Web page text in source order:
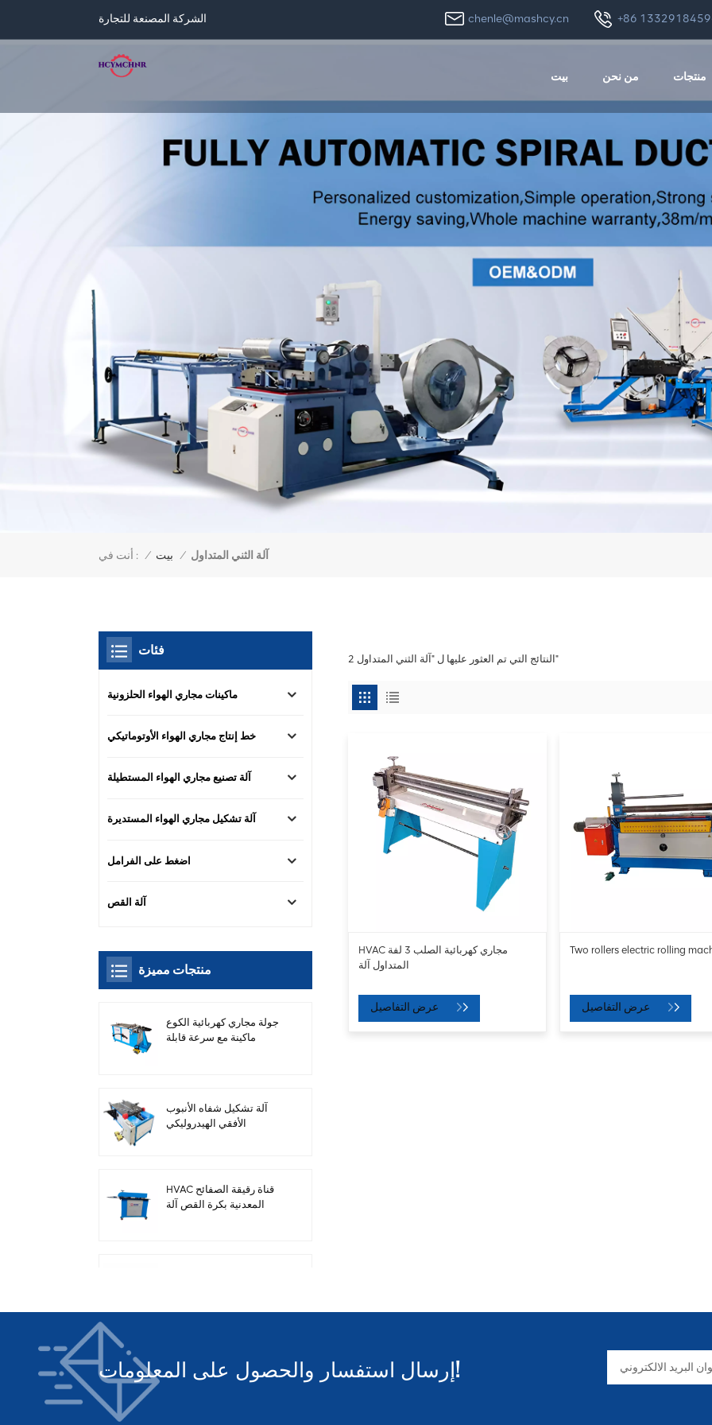
الشركة المصنعة للتجارة chenle@mashcy.cn +86
بيت من نحن منتجات
أنت في : / بيت / آلة الثني المتداول
2 النتائج التي تم العثور عليها ل "آلة الثني المتداول"
HVAC مجاري كهربائية الصلب 3 لفة
المتداول آلة
Two rollers electric rolling
فئات
ماكينات مجاري الهواء الحلزونية
خط إنتاج مجاري الهواء الأوتوماتيكي
آلة تصنيع مجاري الهواء المستطيلة
آلة تشكيل مجاري الهواء المستديرة
اضغط على الفرامل
آلة القص
منتجات مميزة
جولة مجاري كهربائية الكوع
ماكينة مع سرعة قابلة
آلة تشكيل شفاه الأنبوب
الأفقي الهيدروليكي
HVAC قناة رقيقة الصفائح
المعدنية بكرة القص آلة
لصنع مجاري HVAC المربعة
إرسال استفسار والحصول على المعلومات!